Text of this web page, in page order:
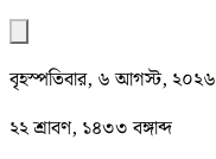
বৃহস্পতিবার, ৬ আগস্ট, ২০২৬
২২ শ্রাবণ, ১৪৩৩ বঙ্গাব্দ